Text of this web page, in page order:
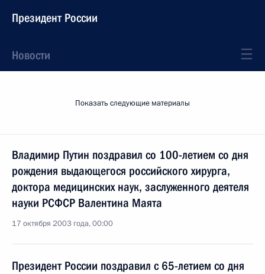
Президент России
Новости
Показать следующие материалы
Владимир Путин поздравил со 100-летием со дня
рождения выдающегося российского хирурга,
доктора медицинских наук, заслуженного деятеля
науки РСФСР Валентина Маята
17 октября 2003 года, 00:00
Президент России поздравил с 65-летием со дня